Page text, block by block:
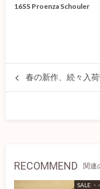
16SS Proenza Schouler
春の新作、続々入荷
RECOMMEND 関連
SALE ・